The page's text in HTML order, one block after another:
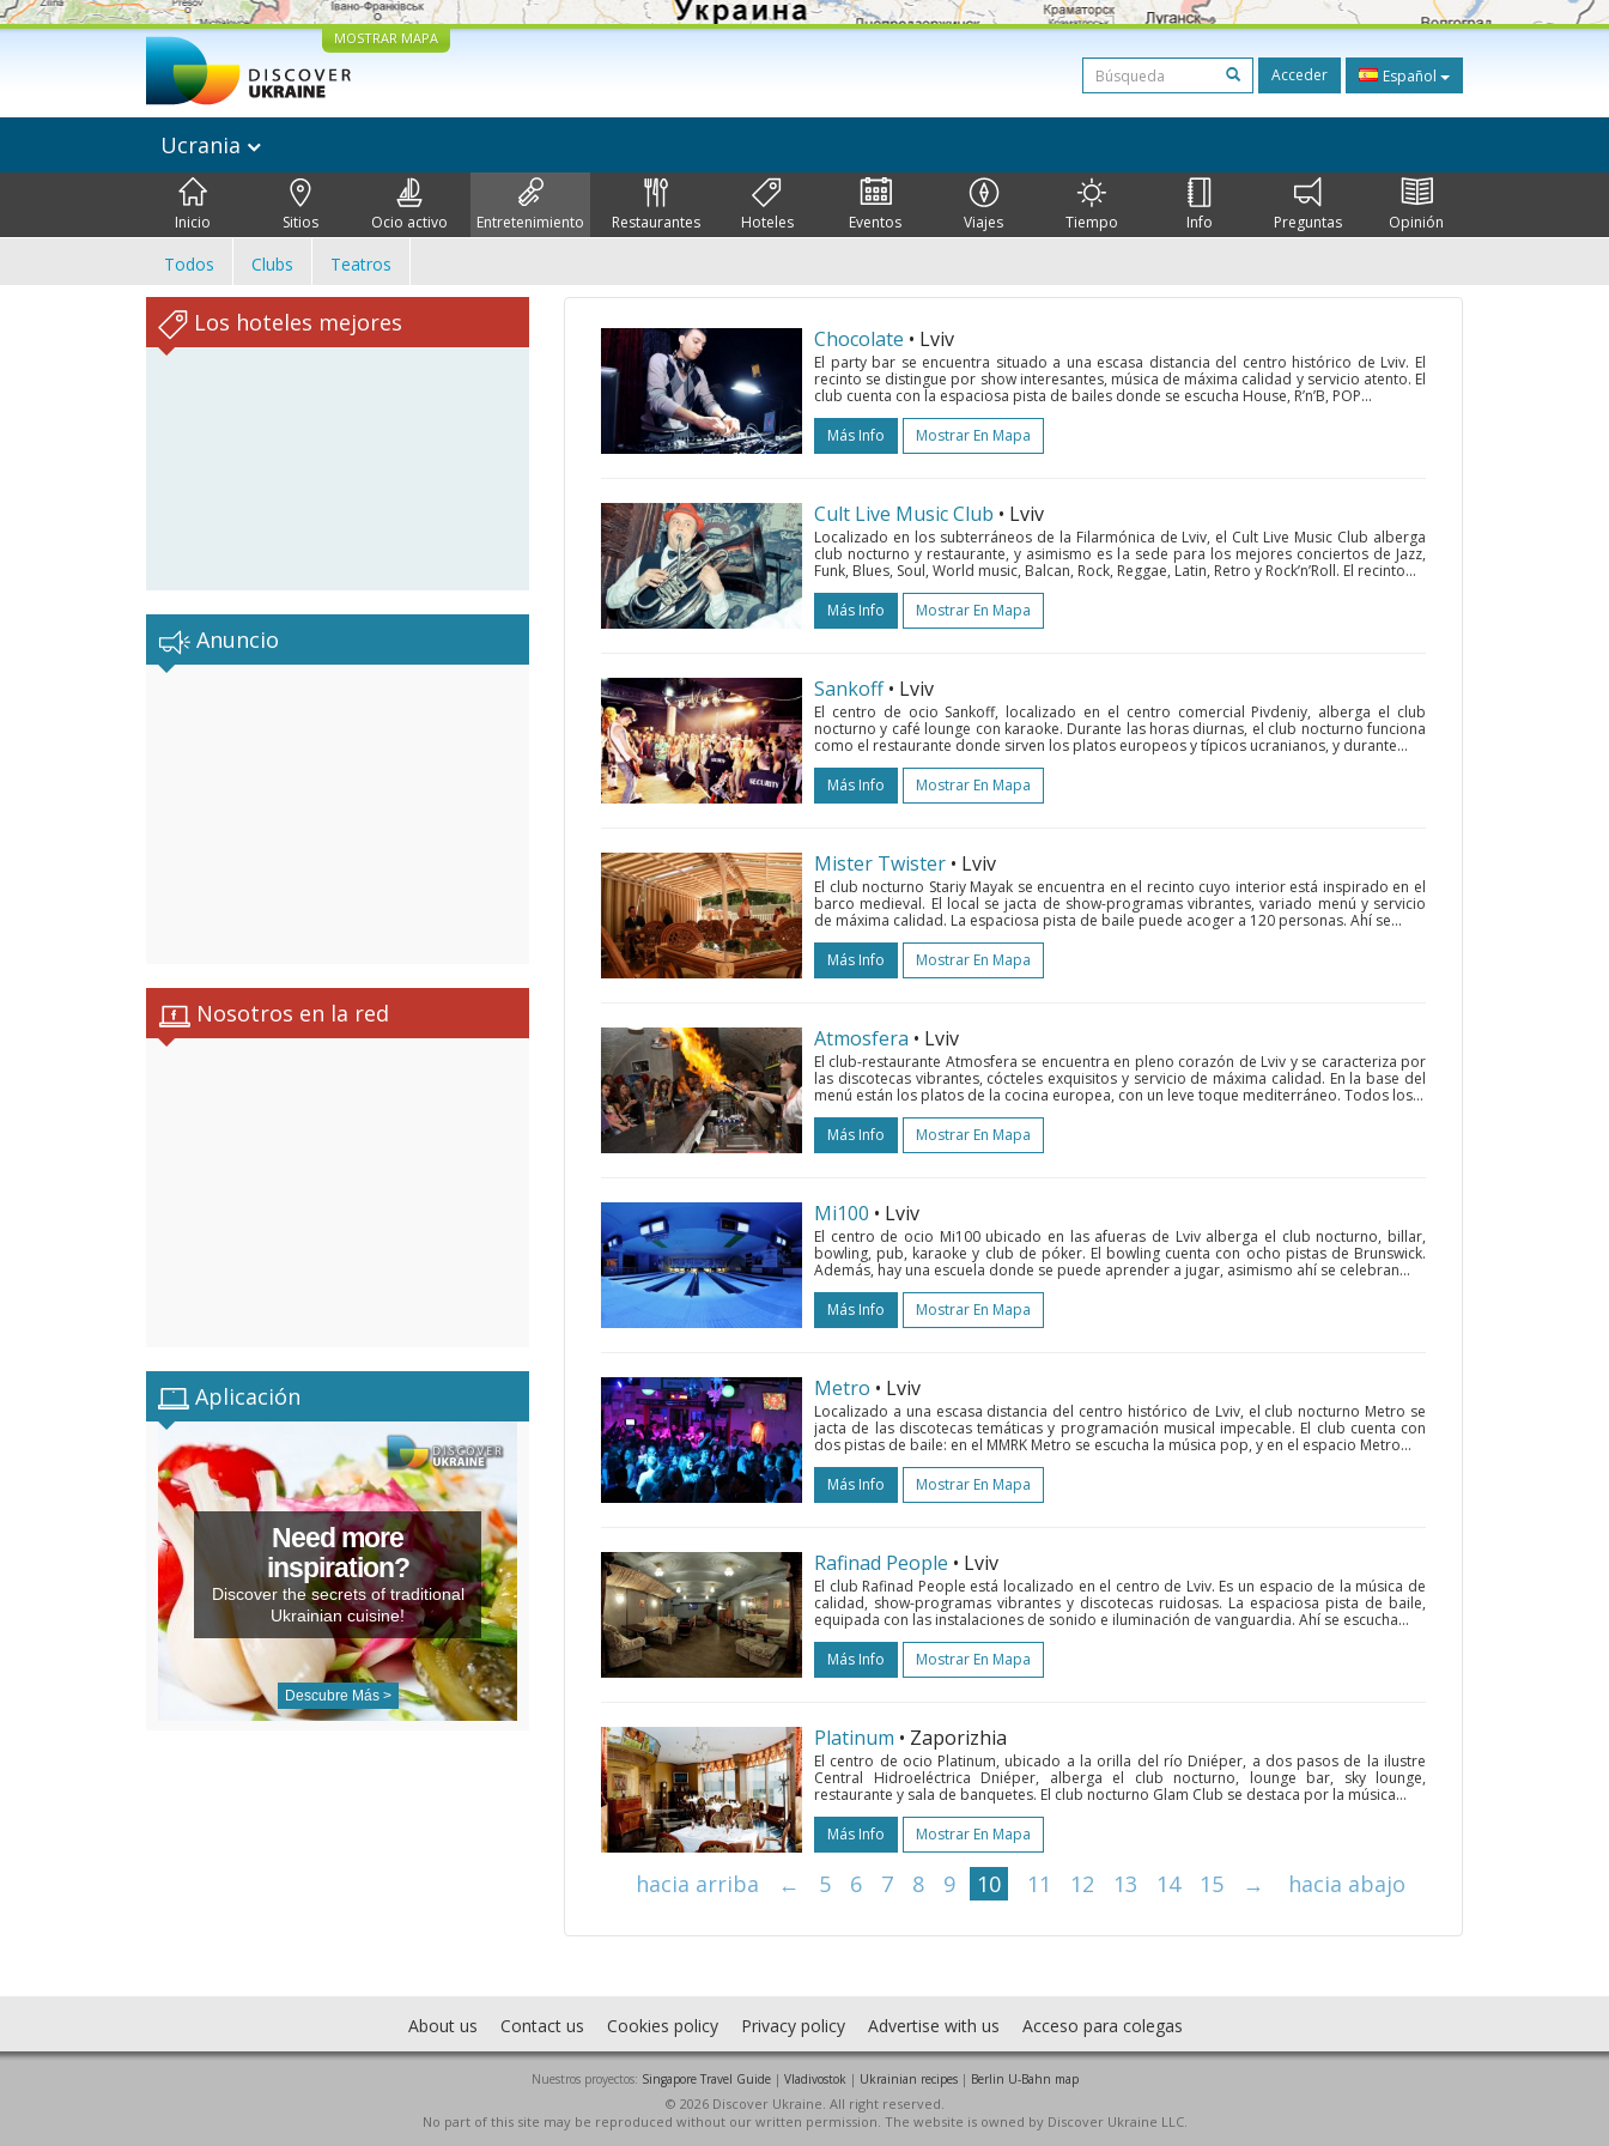
MOSTRAR MAPA
Acceder Español
Ucrania
Inicio Sitios Ocio activo Entretenimiento Restaurantes Hoteles Eventos Viajes Tiempo Info Preguntas Opinión
Todos Clubs Teatros
Los hoteles mejores
Anuncio
Nosotros en la red
Aplicación
Need more
inspiration?
Discover the secrets of traditional
Ukrainian cuisine!
Descubre Más >
Chocolate • Lviv
El party bar se encuentra situado a una escasa distancia del centro histórico de Lviv. El
recinto se distingue por show interesantes, música de máxima calidad y servicio atento. El
club cuenta con la espaciosa pista de bailes donde se escucha House, R’n’B, POP...
Más Info
Mostrar En Mapa
Cult Live Music Club • Lviv
Localizado en los subterráneos de la Filarmónica de Lviv, el Cult Live Music Club alberga
club nocturno y restaurante, y asimismo es la sede para los mejores conciertos de Jazz,
Funk, Blues, Soul, World music, Balcan, Rock, Reggae, Latin, Retro y Rock’n’Roll. El recinto...
Más Info
Mostrar En Mapa
Sankoff • Lviv
El centro de ocio Sankoff, localizado en el centro comercial Pivdeniy, alberga el club
nocturno y café lounge con karaoke. Durante las horas diurnas, el club nocturno funciona
como el restaurante donde sirven los platos europeos y típicos ucranianos, y durante...
Más Info
Mostrar En Mapa
Mister Twister • Lviv
El club nocturno Stariy Mayak se encuentra en el recinto cuyo interior está inspirado en el
barco medieval. El local se jacta de show-programas vibrantes, variado menú y servicio
de máxima calidad. La espaciosa pista de baile puede acoger a 120 personas. Ahí se...
Más Info
Mostrar En Mapa
Atmosfera • Lviv
El club-restaurante Atmosfera se encuentra en pleno corazón de Lviv y se caracteriza por
las discotecas vibrantes, cócteles exquisitos y servicio de máxima calidad. En la base del
menú están los platos de la cocina europea, con un leve toque mediterráneo. Todos los...
Más Info
Mostrar En Mapa
Мі100 • Lviv
El centro de ocio Мі100 ubicado en las afueras de Lviv alberga el club nocturno, billar,
bowling, pub, karaoke y club de póker. El bowling cuenta con ocho pistas de Brunswick.
Además, hay una escuela donde se puede aprender a jugar, asimismo ahí se celebran...
Más Info
Mostrar En Mapa
Metro • Lviv
Localizado a una escasa distancia del centro histórico de Lviv, el club nocturno Metro se
jacta de las discotecas temáticas y programación musical impecable. El club cuenta con
dos pistas de baile: en el MMRK Metro se escucha la música pop, y en el espacio Metro...
Más Info
Mostrar En Mapa
Rafinad People • Lviv
El club Rafinad People está localizado en el centro de Lviv. Es un espacio de la música de
calidad, show-programas vibrantes y discotecas ruidosas. La espaciosa pista de baile,
equipada con las instalaciones de sonido e iluminación de vanguardia. Ahí se escucha...
Más Info
Mostrar En Mapa
Platinum • Zaporizhia
El centro de ocio Platinum, ubicado a la orilla del río Dniéper, a dos pasos de la ilustre
Central Hidroeléctrica Dniéper, alberga el club nocturno, lounge bar, sky lounge,
restaurante y sala de banquetes. El club nocturno Glam Club se destaca por la música...
Más Info
Mostrar En Mapa
hacia arriba ← 5 6 7 8 9 10 11 12 13 14 15 → hacia abajo
About us Contact us Cookies policy Privacy policy Advertise with us Acceso para colegas
Nuestros proyectos: Singapore Travel Guide| Vladivostok | Ukrainian recipes| Berlin U-Bahn map
© 2026 Discover Ukraine. All right reserved.
No part of this site may be reproduced without our written permission. The website is owned by Discover Ukraine LLC.